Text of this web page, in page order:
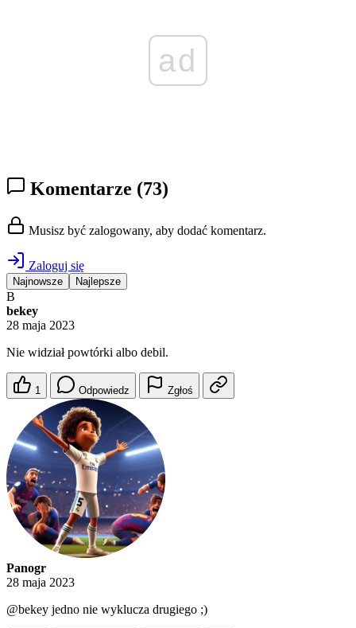
ad
Komentarze (73)
Musisz być zalogowany, aby dodać komentarz.
Zaloguj się
Najnowsze Najlepsze
B
bekey
28 maja 2023
Nie widział powtórki albo debil.
1 Odpowiedz Zgłoś
Panogr
28 maja 2023
@bekey jedno nie wyklucza drugiego ;)